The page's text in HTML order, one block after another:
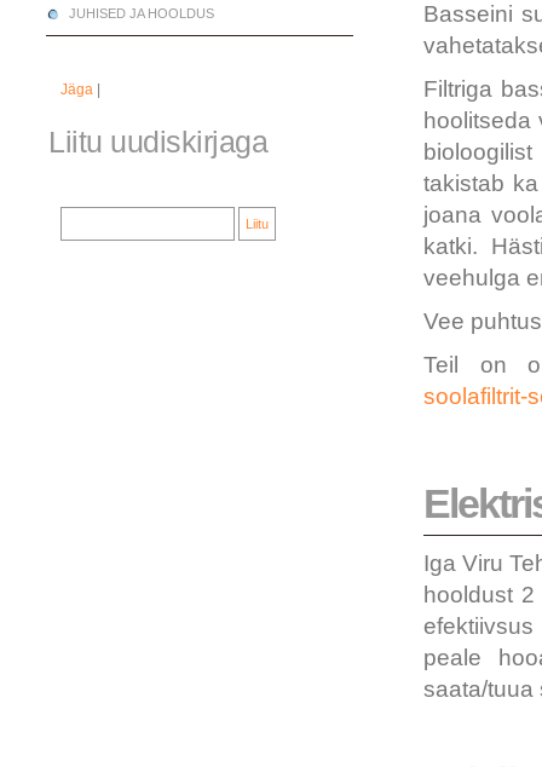
Basseini
Filtriga
hoolitseda
takistab
joana
katki.
veehulga
Vee
Teil on
soolafiltrit-
Iga Viru
hooldust
peale
saata/
JUHISED JA HOOLDUS
Jäga
Liitu uudiskirjaga